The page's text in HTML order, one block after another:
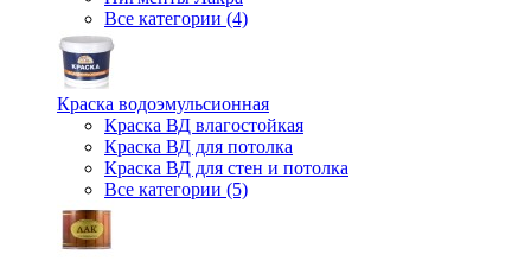
Все категории (4)
Краска водоэмульсионная
Краска ВД влагостойкая
Краска ВД для потолка
Краска ВД для стен и потолка
Все категории (5)